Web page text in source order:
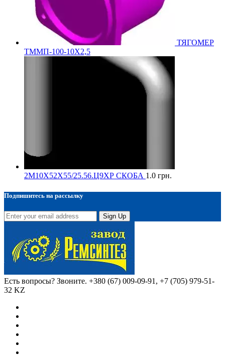
ТЯГОМЕР
ТММП-100-10Х2,5
2М10Х52Х55/25.56.Ц9ХР СКОБА 1.0 грн.
Подпишитесь на рассылку
Sign Up
Есть вопросы? Звоните. +380 (67) 009-09-91, +7 (705) 979-51-
32 KZ